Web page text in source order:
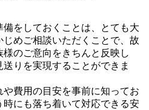
をしておくことは、とても大
めご相談いただくことで、故
様のご意向をきちんと反映し
りを実現することができま
や費用の目安を事前に知ってお
時にも落ち着いて対応できる安